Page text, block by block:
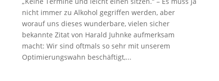
nicht immer zu Alkohol gegriffen werden, aber
worauf uns dieses wunderbare, vielen sicher
bekannte Zitat von Harald Juhnke aufmerksam
macht: Wir sind oftmals so sehr mit unserem
Optimierungswahn beschäftigt,...